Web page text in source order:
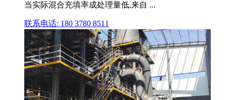
当实际混合充填率成处理量低,来自 ...
联系电话: 180 3780 8511